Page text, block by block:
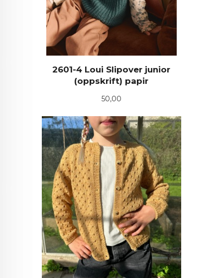
2601-4 Loui Slipover junior
(oppskrift) papir
Pris
50,00